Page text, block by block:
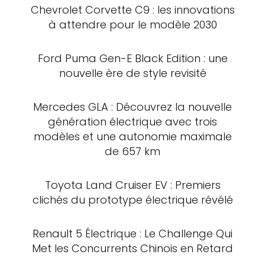
Chevrolet Corvette C9 : les innovations
à attendre pour le modèle 2030
Ford Puma Gen-E Black Edition : une
nouvelle ère de style revisité
Mercedes GLA : Découvrez la nouvelle
génération électrique avec trois
modèles et une autonomie maximale
de 657 km
Toyota Land Cruiser EV : Premiers
clichés du prototype électrique révélé
Renault 5 Électrique : Le Challenge Qui
Met les Concurrents Chinois en Retard